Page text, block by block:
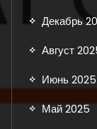
Декабрь
Август
Июнь 2025
Май 2025